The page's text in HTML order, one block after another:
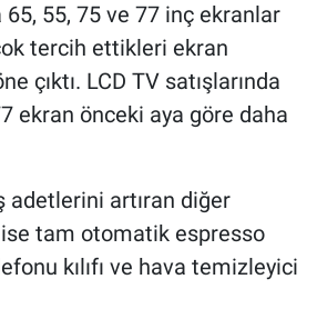
65, 55, 75 ve 77 inç ekranlar
tercih ettikleri ekran
çıktı. LCD TV satışlarında
ekran önceki aya göre daha
adetlerini artıran diğer
ise tam otomatik espresso
kılıfı ve hava temizleyici